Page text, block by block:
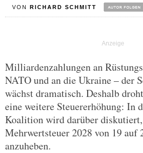
VON RICHARD SCHMITT
Milliardenzahlungen an
NATO und an die Ukraine – der
wächst dramatisch. Deshalb
eine weitere Steuererhöhung: In
Koalition wird darüber
Mehrwertsteuer 2028 von 19 auf
anzuheben.